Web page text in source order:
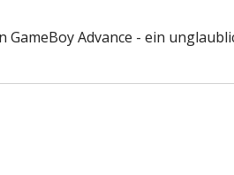
Advance - ein